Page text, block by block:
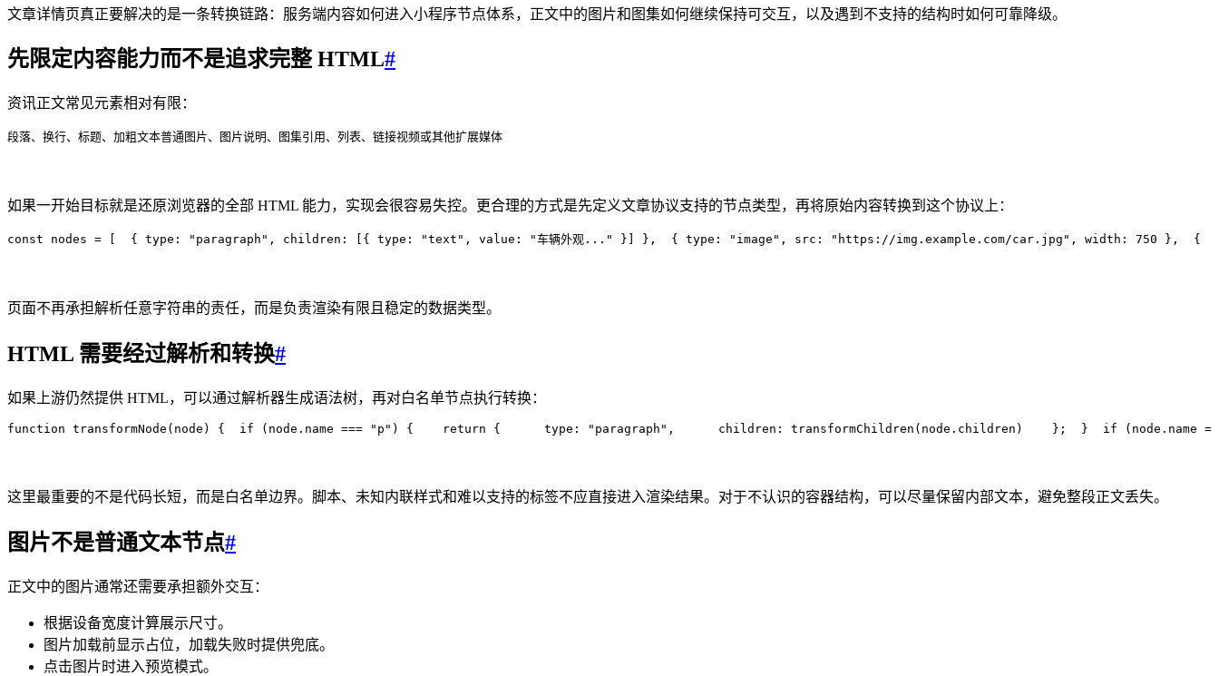
文章详情页真正要解决的是一条转换链路：服务端内容如何进入小程序节点体系，正文中的图片和图集如何继续保持可交互，以及遇到不支持的结构时如何可靠降级。
先限定内容能力而不是追求完整 HTML#
资讯正文常见元素相对有限：
段落、换行、标题、加粗文本普通图片、图片说明、图集引用、列表、链接视频或其他扩展媒体
如果一开始目标就是还原浏览器的全部 HTML 能力，实现会很容易失控。更合理的方式是先定义文章协议支持的节点类型，再将原始内容转换到这个协议上：
const nodes =
  {
type : " paragraph " , children : [{ type : "text " , value : "车辆外观... " }] } ,
  {
type : " image " , src : " https://img.example.com/car.jpg " , width : 750 } ,
  {
页面不再承担解析任意字符串的责任，而是负责渲染有限且稳定的数据类型。
HTML 需要经过解析和转换#
如果上游仍然提供 HTML，可以通过解析器生成语法树，再对白名单节点执行转换：
function transformNode ( node ) {
  if
( node . name === " p " ) {
    return
{
      type
: " paragraph " ,
      children
: transformChildren ( node . children )
    };
  }
  if
( node . name
这里最重要的不是代码长短，而是白名单边界。脚本、未知内联样式和难以支持的标签不应直接进入渲染结果。对于不认识的容器结构，可以尽量保留内部文本，避免整段正文丢失。
图片不是普通文本节点#
正文中的图片通常还需要承担额外交互：
根据设备宽度计算展示尺寸。
图片加载前显示占位，加载失败时提供兜底。
点击图片时进入预览模式。